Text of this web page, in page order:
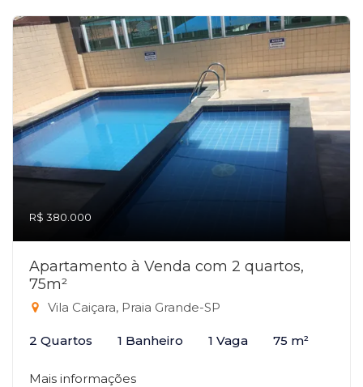
R$ 380.000
Apartamento à Venda com 2 quartos,
75m²
Vila Caiçara, Praia Grande-SP
2 Quartos 1 Banheiro 1 Vaga 75 m²
Mais informações